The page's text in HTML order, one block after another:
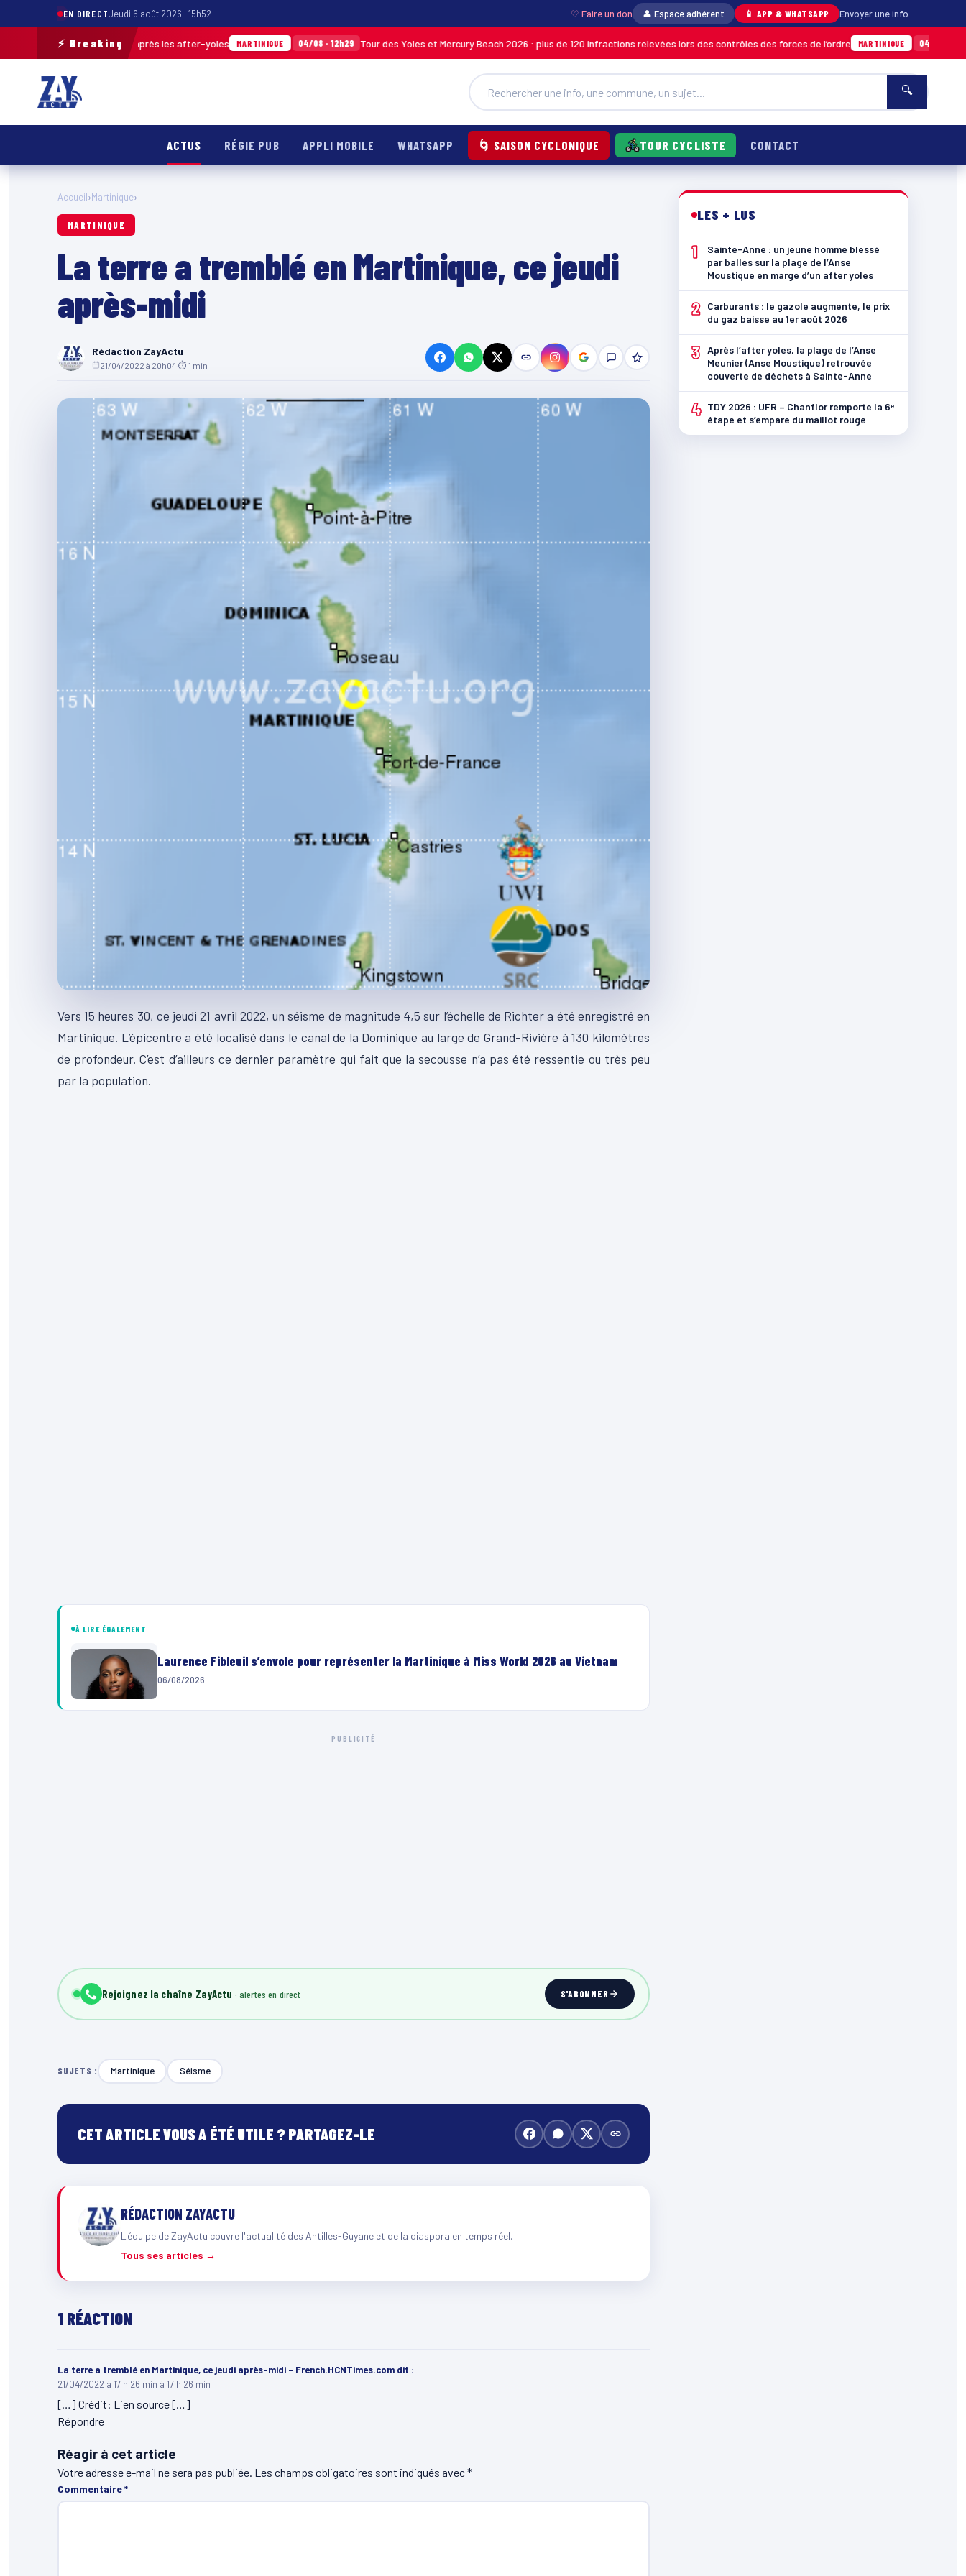
EN DIRECTJeudi 6 août 2026 · 15h52 ♡ Faire un don 👤 Espace adhérent 📱 APP & WHATSAPP Envoyer une info
⚡ Breaking
ramassés après les after-yoles MARTINIQUE 04/08 · 12h29 Tour des Yoles et Mercury Beach 2026 : plus de 120 infractions relevées lors des contrôles des forces de l’ordre MARTINIQUE 04/08 · 11h06 Un
🔍
ACTUS RÉGIE PUB APPLI MOBILE WHATSAPP 🌀 SAISON CYCLONIQUE TOUR CYCLISTE CONTACT
Accueil›Martinique›
MARTINIQUE
La terre a tremblé en Martinique, ce jeudi
après-midi
Rédaction ZayActu
21/04/2022 à 20h04 ⏱ 1 min
Vers 15 heures 30, ce jeudi 21 avril 2022, un séisme de magnitude 4,5 sur l’échelle de Richter a été enregistré en
Martinique. L’épicentre a été localisé dans le canal de la Dominique au large de Grand-Rivière à 130 kilomètres
de profondeur. C’est d’ailleurs ce dernier paramètre qui fait que la secousse n’a pas été ressentie ou très peu
par la population.
À LIRE ÉGALEMENT
Laurence Fibleuil s’envole pour représenter la Martinique à Miss World 2026 au Vietnam
06/08/2026
PUBLICITÉ
Rejoignez la chaîne ZayActu S'ABONNER
SUJETS : Martinique Séisme
CET ARTICLE VOUS A ÉTÉ UTILE ? PARTAGEZ-LE
RÉDACTION ZAYACTU
L'équipe de ZayActu couvre l'actualité des Antilles-Guyane et de la diaspora en temps réel.
Tous ses articles →
1 RÉACTION
La terre a tremblé en Martinique, ce jeudi après-midi - French.HCNTimes.com dit :
21/04/2022 à 17 h 26 min à 17 h 26 min
[…] Crédit: Lien source […]
Répondre
Réagir à cet article
Votre adresse e-mail ne sera pas publiée. Les champs obligatoires sont indiqués avec*
Commentaire*
LES + LUS
1
Sainte-Anne : un jeune homme blessé
par balles sur la plage de l’Anse
Moustique en marge d’un after yoles
2
Carburants : le gazole augmente, le prix
du gaz baisse au 1er août 2026
3 Après l’after yoles, la plage de l’Anse
Meunier (Anse Moustique) retrouvée
couverte de déchets à Sainte-Anne
4 TDY 2026 : UFR – Chanflor remporte la 6ᵉ
étape et s’empare du maillot rouge